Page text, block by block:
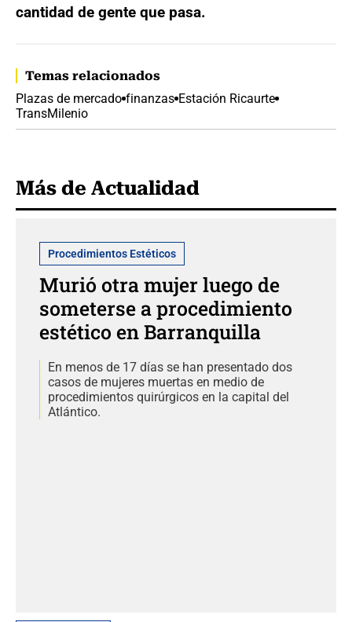
cantidad de gente que pasa.
Temas relacionados
Plazas de mercado finanzas Estación Ricaurte
TransMilenio
Más de Actualidad
Procedimientos Estéticos
Murió otra mujer luego de
someterse a procedimiento
estético en Barranquilla
En menos de 17 días se han presentado dos
casos de mujeres muertas en medio de
procedimientos quirúrgicos en la capital del
Atlántico.